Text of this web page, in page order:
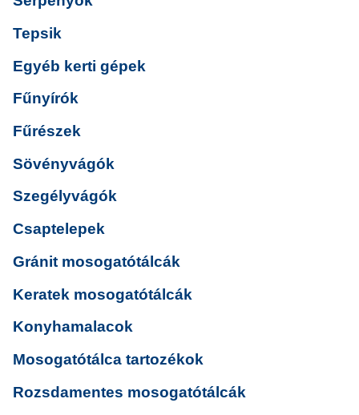
Tepsik
Egyéb kerti gépek
Fűnyírók
Fűrészek
Sövényvágók
Szegélyvágók
Csaptelepek
Gránit mosogatótálcák
Keratek mosogatótálcák
Konyhamalacok
Mosogatótálca tartozékok
Rozsdamentes mosogatótálcák